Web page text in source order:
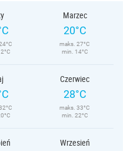
Marzec
20°C
maks. 27°C
min. 14°C
Czerwiec
28°C
maks. 33°C
min. 22°C
Wrzesień